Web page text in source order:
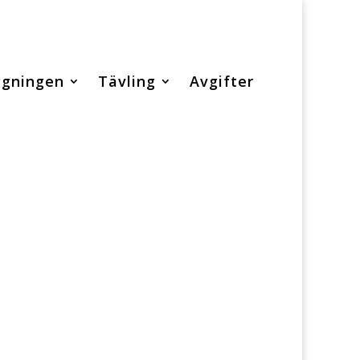
Tävling Avgifter